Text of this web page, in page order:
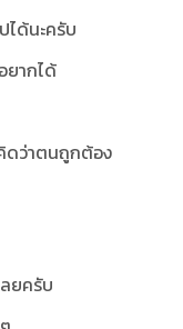
ได้นะครับ
ยากได้
ดว่าตนถูกต้อง
ยครับ